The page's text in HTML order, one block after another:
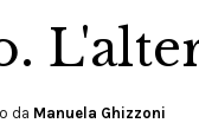
da Manuela Ghizzoni